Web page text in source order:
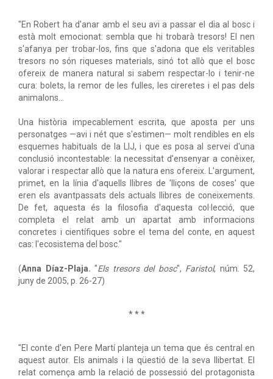
"En Robert ha d'anar amb el seu avi a passar el dia al bosc i
està molt emocionat: sembla que hi trobarà tresors! El nen
s'afanya per trobar-los, fins que s'adona que els veritables
tresors no són riqueses materials, sinó tot allò que el bosc
ofereix de manera natural si sabem respectar-lo i tenir-ne
cura: bolets, la remor de les fulles, les cireretes i el pas dels
animalons...
Una història impecablement escrita, que aposta per uns
personatges —avi i nét que s'estimen— molt rendibles en els
esquemes habituals de la LIJ, i que es posa al servei d'una
conclusió incontestable: la necessitat d'ensenyar a conèixer,
valorar i respectar allò que la natura ens ofereix. L'argument,
primet, en la línia d'aquells llibres de 'lliçons de coses' que
eren els avantpassats dels actuals llibres de coneixements.
De fet, aquesta és la filosofia d'aquesta col·lecció, que
completa el relat amb un apartat amb informacions
concretes i científiques sobre el tema del conte, en aquest
cas: l'ecosistema del bosc."
(Anna Díaz-Plaja. "Els tresors del bosc", Faristol, núm. 52,
juny de 2005, p. 26-27)
* * *
"El conte d'en Pere Martí planteja un tema que és central en
aquest autor. Els animals i la qüestió de la seva llibertat. El
relat comença amb la relació de possessió del protagonista